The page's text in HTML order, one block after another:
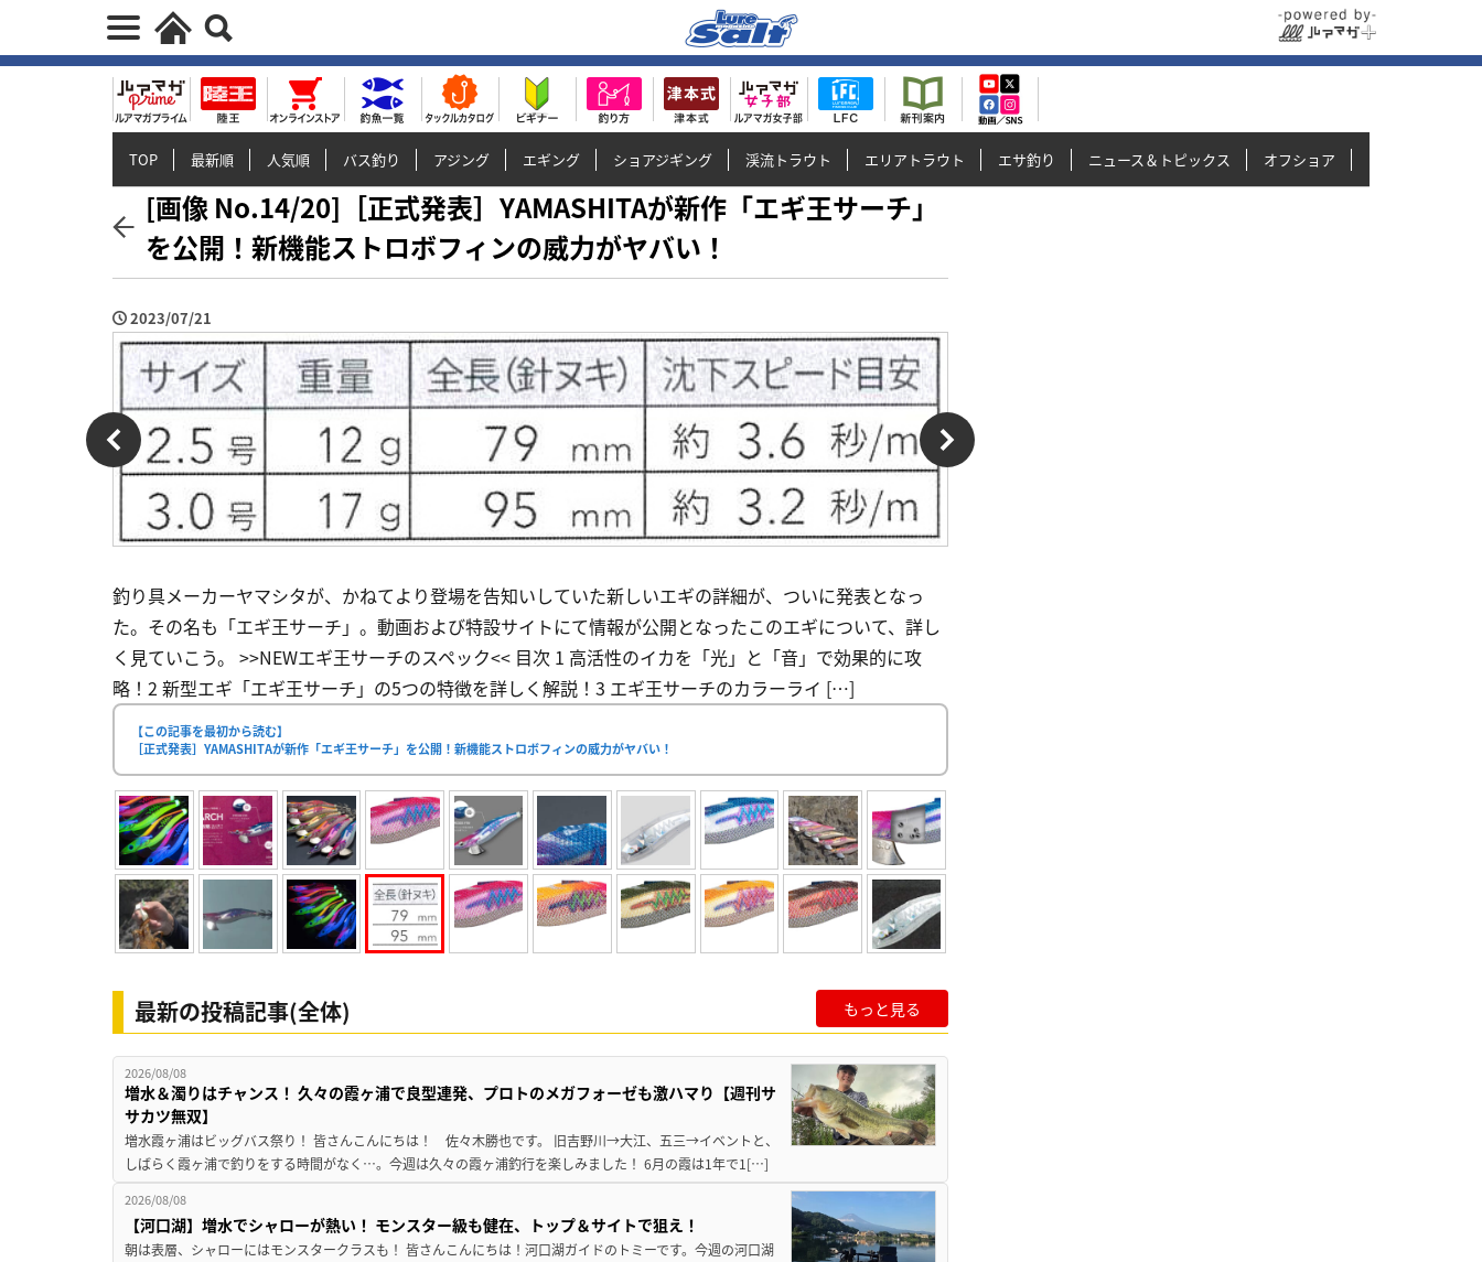
TOP 最新順 人気順 バス釣り アジング エギング ショアジギング 渓流トラウト エリアトラウト エサ釣り ニュース＆トピックス オフショア
[画像 No.14/20]［正式発表］YAMASHITAが新作「エギ王サーチ」
を公開！新機能ストロボフィンの威力がヤバい！
2023/07/21
釣り具メーカーヤマシタが、かねてより登場を告知いしていた新しいエギの詳細が、ついに発表となっ
た。その名も「エギ王サーチ」。動画および特設サイトにて情報が公開となったこのエギについて、詳し
く見ていこう。 >>NEWエギ王サーチのスペック<< 目次 1 高活性のイカを「光」と「音」で効果的に攻
略！2 新型エギ「エギ王サーチ」の5つの特徴を詳しく解説！3 エギ王サーチのカラーライ […]
【この記事を最初から読む】
［正式発表］YAMASHITAが新作「エギ王サーチ」を公開！新機能ストロボフィンの威力がヤバい！
最新の投稿記事(全体) もっと見る
2026/08/08
増水＆濁りはチャンス！ 久々の霞ヶ浦で良型連発、プロトのメガフォーゼも激ハマり【週刊サ
サカツ無双】
増水霞ヶ浦はビッグバス祭り！ 皆さんこんにちは！ 佐々木勝也です。 旧吉野川→大江、五三→イベントと、
しばらく霞ヶ浦で釣りをする時間がなく…。今週は久々の霞ヶ浦釣行を楽しみました！ 6月の霞は1年で1[…]
2026/08/08
【河口湖】増水でシャローが熱い！ モンスター級も健在、トップ＆サイトで狙え！
朝は表層、シャローにはモンスタークラスも！ 皆さんこんにちは！河口湖ガイドのトミーです。今週の河口湖